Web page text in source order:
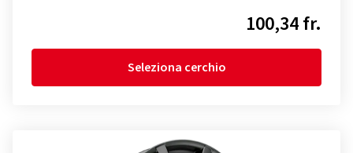
100,34 fr.
Seleziona cerchio